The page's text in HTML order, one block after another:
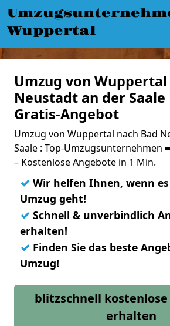
Wuppertal
Umzug von Wuppertal
Neustadt an der Saale
Gratis-Angebot
Umzug von Wuppertal nach Bad
Saale : Top-Umzugsunternehmen
– Kostenlose Angebote in 1 Min.
✓ Wir helfen Ihnen, wenn
Umzug geht!
✓ Schnell & unverbindlich
erhalten!
✓ Finden Sie das beste
Umzug!
blitzschnell
erhalten